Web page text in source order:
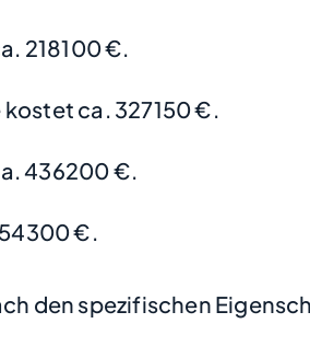
218100 €.
ca. 327150 €.
436200 €.
€.
den spezifischen